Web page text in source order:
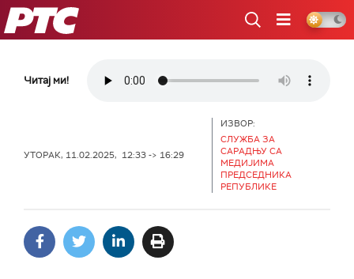
РТС
Читај ми!
УТОРАК, 11.02.2025, 12:33 -> 16:29
ИЗВОР:
СЛУЖБА ЗА
САРАДЊУ СА
МЕДИЈИМА
ПРЕДСЕДНИКА
РЕПУБЛИКЕ